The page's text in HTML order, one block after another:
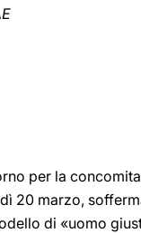
per la
20 marzo,
di «uomo